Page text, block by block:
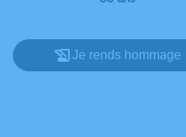
Je rends hommage